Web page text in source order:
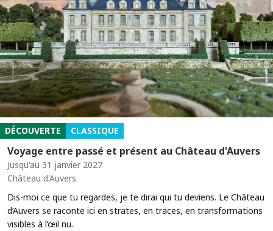
DÉCOUVERTE CLASSIQUE
Voyage entre passé et présent au Château d'Auvers
Jusqu'au 31 janvier 2027
Château d'Auvers
Dis-moi ce que tu regardes, je te dirai qui tu deviens. Le Château
d’Auvers se raconte ici en strates, en traces, en transformations
visibles à l’œil nu.